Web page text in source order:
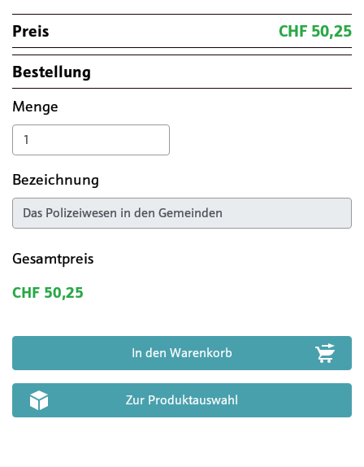
Preis
CHF 50,25
Bestellung
Menge
Bezeichnung
Gesamtpreis
CHF 50,25
Zur Produktauswahl